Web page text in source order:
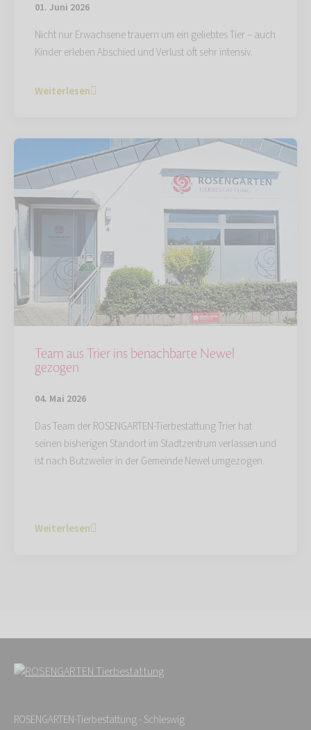
01. Juni 2026
Nicht nur Erwachsene trauern um ein geliebtes Tier – auch
Kinder erleben Abschied und Verlust oft sehr intensiv.
Weiterlesen
Team aus Trier ins benachbarte Newel
gezogen
04. Mai 2026
Das Team der ROSENGARTEN-Tierbestattung Trier hat
seinen bisherigen Standort im Stadtzentrum verlassen und
ist nach Butzweiler in der Gemeinde Newel umgezogen.
Weiterlesen
ROSENGARTEN-Tierbestattung - Schleswig